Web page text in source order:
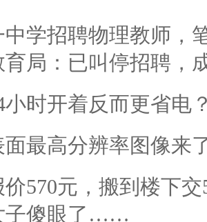
学招聘物理教师，
育局：已叫停招聘，
小时开着反而更省电
面最高分辨率图像来
570元，搬到楼下
子傻眼了……